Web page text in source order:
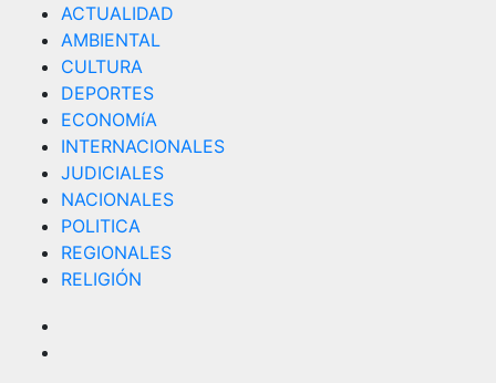
ACTUALIDAD
AMBIENTAL
CULTURA
DEPORTES
ECONOMíA
INTERNACIONALES
JUDICIALES
NACIONALES
POLITICA
REGIONALES
RELIGIÓN